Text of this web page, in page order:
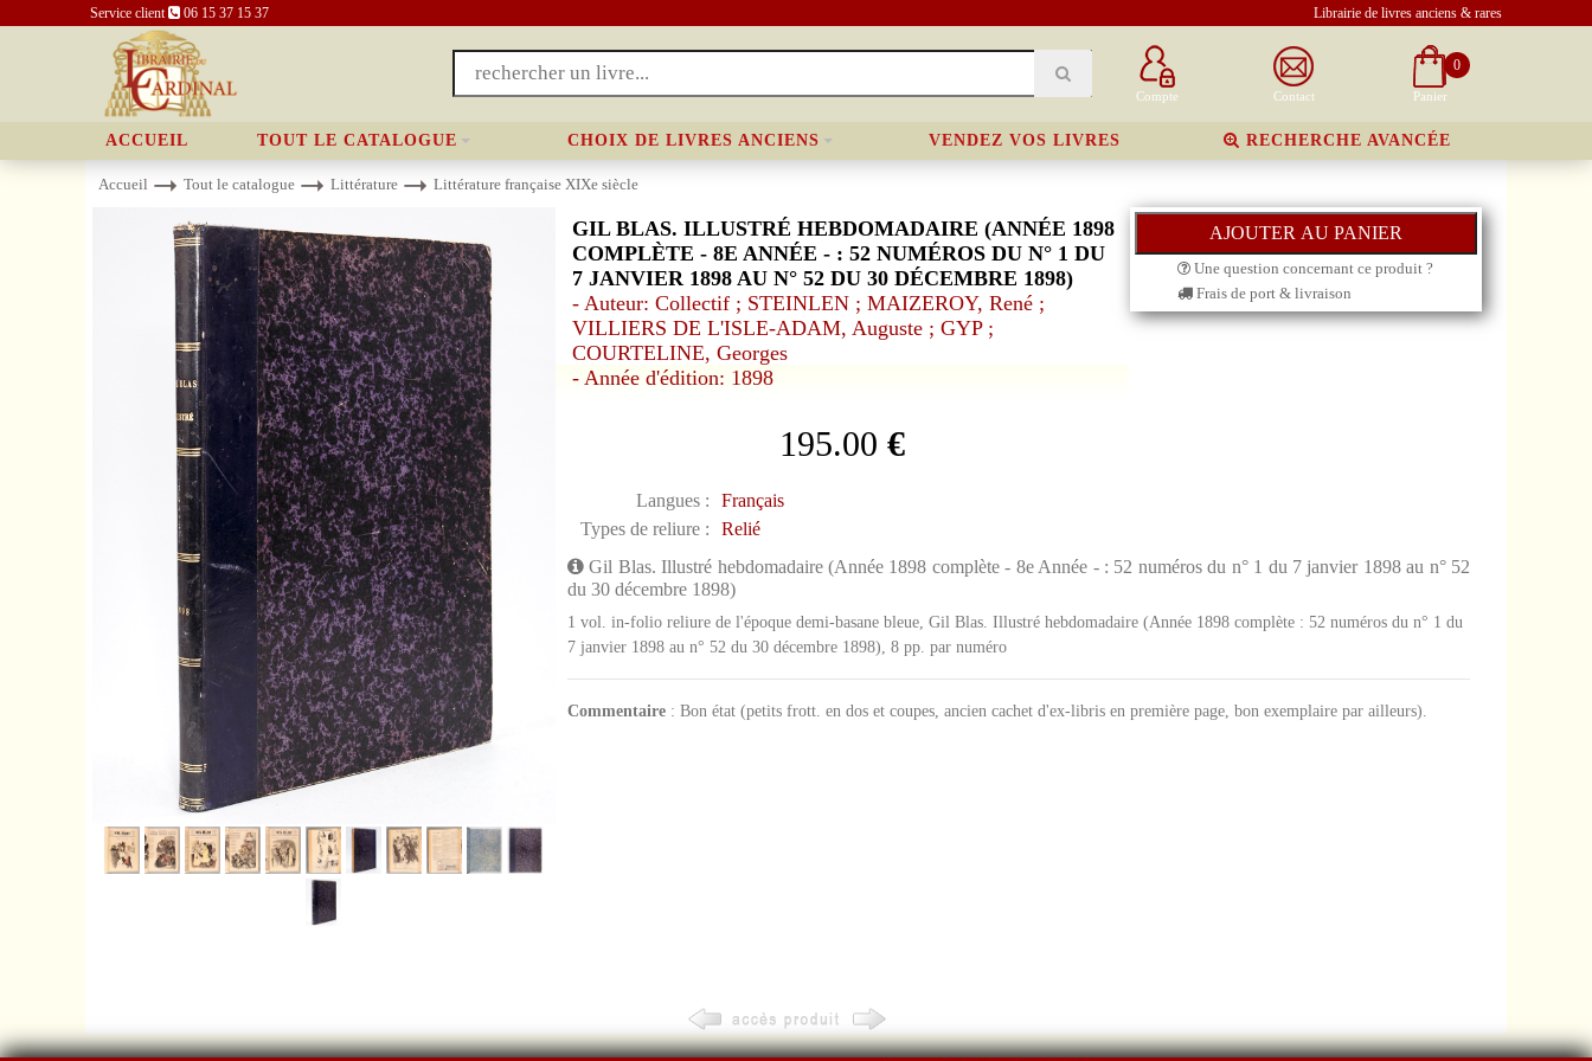
Service client 06 15 37 15 37 Librairie de livres anciens & rares
Compte Contact
0
Panier
ACCUEIL TOUT LE CATALOGUE CHOIX DE LIVRES ANCIENS VENDEZ VOS LIVRES RECHERCHE AVANCÉE
Accueil Tout le catalogue Littérature Littérature française XIXe siècle
GIL BLAS. ILLUSTRÉ HEBDOMADAIRE (ANNÉE 1898
COMPLÈTE - 8E ANNÉE - : 52 NUMÉROS DU N° 1 DU
7 JANVIER 1898 AU N° 52 DU 30 DÉCEMBRE 1898)
- Auteur: Collectif ; STEINLEN ; MAIZEROY, René ;
VILLIERS DE L'ISLE-ADAM, Auguste ; GYP ;
COURTELINE, Georges
- Année d'édition: 1898
195.00 €
Langues :
Français
Types de reliure :
Relié
Une question concernant ce produit ?
Frais de port & livraison
Gil Blas. Illustré hebdomadaire (Année 1898 complète - 8e Année - : 52 numéros du n° 1 du 7 janvier 1898 au n° 52
du 30 décembre 1898)
1 vol. in-folio reliure de l'époque demi-basane bleue, Gil Blas. Illustré hebdomadaire (Année 1898 complète : 52 numéros du n° 1 du
7 janvier 1898 au n° 52 du 30 décembre 1898), 8 pp. par numéro
Commentaire: Bon état (petits frott. en dos et coupes, ancien cachet d'ex-libris en première page, bon exemplaire par ailleurs).